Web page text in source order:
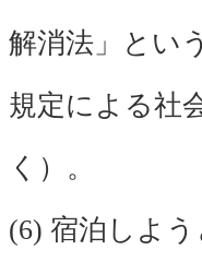
解消法」とい
規定による社
く）。
(6) 宿泊しよ